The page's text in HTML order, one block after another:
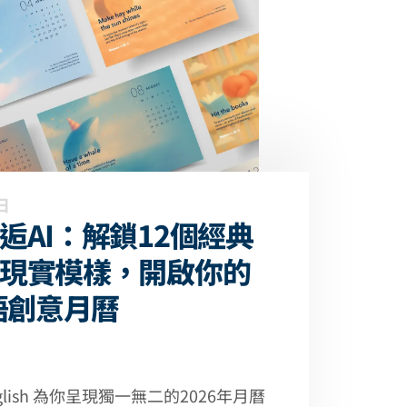
AI：解鎖12個經典
實模樣，開啟你的
意月曆
為你呈現獨一無二的2026年月曆